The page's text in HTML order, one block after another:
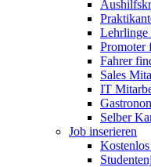
Lehrlinge
Promoter
Fahrer
Sales
IT
Selber
Job inserieren
Kostenlos